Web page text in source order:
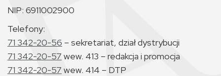
NIP: 6911002900
Telefony:
71 342-20-56 – sekretariat, dział dystrybucji
71 342-20-57 wew. 413 – redakcja i promocja
71 342-20-57 wew. 414 – DTP